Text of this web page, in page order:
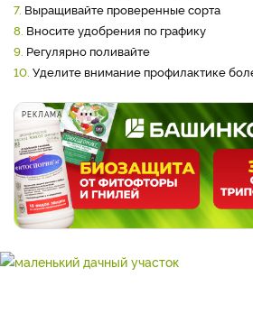
7. Выращивайте проверенные сорта
8. Вносите удобрения по графику
9. Регулярно поливайте
10. Уделите внимание профилактике
РЕКЛАМА